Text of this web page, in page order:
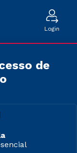
Login
de